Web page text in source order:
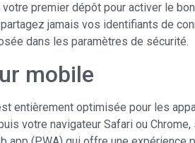
premier dépôt pour activer le
partagez jamais vos identifiants de
dans les paramètres de sécurité.
mobile
entièrement optimisée pour les
votre navigateur Safari ou Chrome,